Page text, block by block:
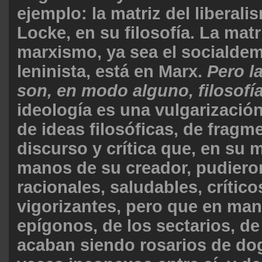
ejemplo: la matriz del
Locke, en su filosofía. La
marxismo, ya sea el
leninista, está en Marx. Pero
son, en modo alguno,
ideología es una
de ideas filosóficas, de
discurso y crítica que, en su
manos de su creador,
racionales, saludables,
vigorizantes, pero que en
epígonos, de los sectarios,
acaban siendo rosarios de